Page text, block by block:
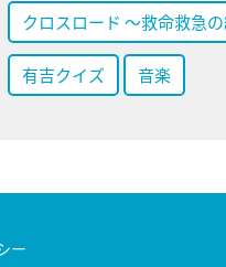
クロスロード ～救命救急
有吉クイズ 音楽
ー